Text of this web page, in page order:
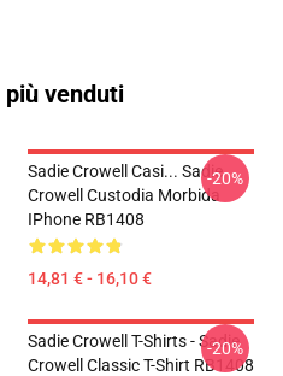
venduti
Sadie Crowell Casi... Sadie
Crowell Custodia Morbida
IPhone RB1408
14,81 € - 16,10 €
-20%
Sadie Crowell T-Shirts - Sadie
Crowell Classic T-Shirt RB1408
-20%